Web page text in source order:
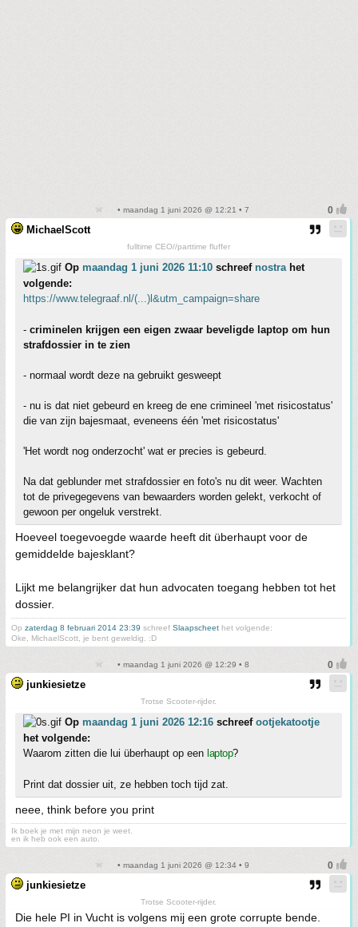
• maandag 1 juni 2026 @ 12:21 • 7
MichaelScott
fulltime CEO//parttime fluffer
Op maandag 1 juni 2026 11:10 schreef nostrahet
volgende:
https://www.telegraaf.nl/(...)l&utm_campaign=share
- criminelen krijgen een eigen zwaar beveligde laptop om hun
strafdossier in te zien
- normaal wordt deze na gebruikt gesweept
- nu is dat niet gebeurd en kreeg de ene crimineel 'met risicostatus'
die van zijn bajesmaat, eveneens één 'met risicostatus'
'Het wordt nog onderzocht' wat er precies is gebeurd.
Na dat geblunder met strafdossier en foto's nu dit weer. Wachten
tot de privegegevens van bewaarders worden gelekt, verkocht of
gewoon per ongeluk verstrekt.
Hoeveel toegevoegde waarde heeft dit überhaupt voor de
gemiddelde bajesklant?
Lijkt me belangrijker dat hun advocaten toegang hebben tot het
dossier.
Op zaterdag 8 februari 2014 23:39 schreef Slaapscheet het volgende:
Oke, MichaelScott, je bent geweldig. :D
• maandag 1 juni 2026 @ 12:29 • 8
junkiesietze
Trotse Scooter-rijder.
Op maandag 1 juni 2026 12:16 schreef ootjekatootje
het volgende:
Waarom zitten die lui überhaupt op een laptop?
Print dat dossier uit, ze hebben toch tijd zat.
neee, think before you print
Ik boek je met mijn neon je weet.
en ik heb ook een auto.
• maandag 1 juni 2026 @ 12:34 • 9
junkiesietze
Trotse Scooter-rijder.
Die hele PI in Vucht is volgens mij een grote corrupte bende.